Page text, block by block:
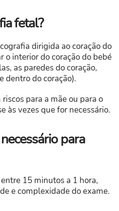
fetal?
dirigida ao coração do
o interior do coração do bebé
as paredes do coração,
dentro do coração).
para a mãe ou para o
às vezes que for necessário.
para
15 minutos a 1 hora,
e complexidade do exame.